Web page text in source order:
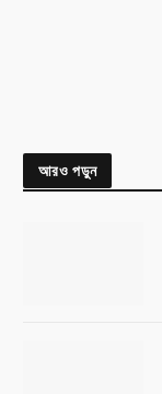
আরও পড়ুন